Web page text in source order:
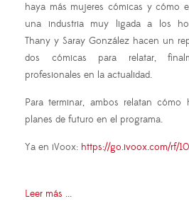
haya más mujeres cómicas y cómo
una industria muy ligada a los
Thany y Saray González hacen un
dos cómicas para relatar,
profesionales en la actualidad.
Para terminar, ambos relatan
planes de futuro en el programa.
Ya en iVoox: https://go.ivoox.com/rf/
Leer más ...